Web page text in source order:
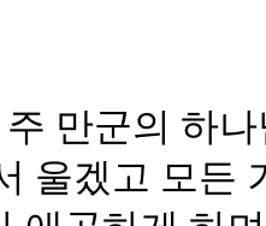
만군의 하
울겠고 모든